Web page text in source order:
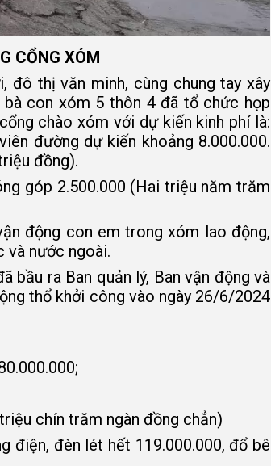
CỔNG XÓM
thị văn minh, cùng chung tay xây
bà con xóm 5 thôn 4 đã tổ chức họp
chào xóm với dự kiến kinh phí là:
đường dự kiến khoảng 8.000.000.
đồng).
góp 2.500.000 (Hai triệu năm trăm
động con em trong xóm lao động,
và nước ngoài.
bầu ra Ban quản lý, Ban vận động và
thổ khởi công vào ngày 26/6/2024
chín trăm ngàn đồng chẳn)
điện, đèn lét hết 119.000.000, đổ bê